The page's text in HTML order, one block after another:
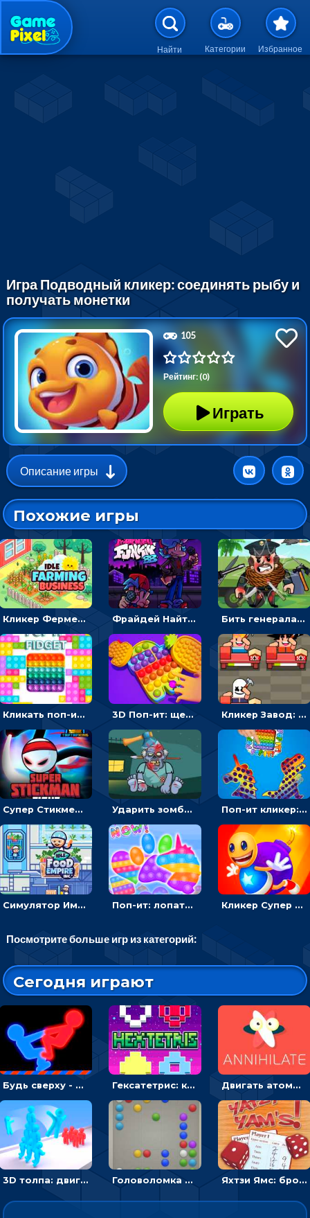
Перейти к основному
Найти Категории Избранное
Игра Подводный кликер: соединять рыбу и
получать монетки
105
Рейтинг: (0)
Играть
Описание игры
Похожие игры
Кликер Фермерский бизнес: расти овощи, чтобы богатеть Фрайдей Найт Фанкин - Большой брат 4: кликать на стрелки, чтобы играть музыку Бить генерала, чтобы копить монетки - веселый кликер
Кликать поп-ит, чтобы лопать пузырики на разных формах - гиперказуальная 3D Поп-ит: щелкать пузыри, чтобы открывать новый антистресс Кликер Завод: нанимать сотрудников и богатеть
Супер Стикмен Бой: бей, чтобы побеждать соперника - кликер Ударить зомби и взорвать - веселый кликер Поп-ит кликер: нажимать или переворачивать
Симулятор Империя еды: выращивать овощи, чтобы развивать бизнес Поп-ит: лопать шарики, чтобы менять формы антистресса Кликер Супер Бадди: бей, чтобы трусить монеты
Посмотрите больше игр из категорий:
Сегодня играют
Будь сверху - борись с другом и выигрывай Гексатетрис: кидать блок, чтобы складывать три в ряд - головоломка Двигать атомы, чтобы соединить – головоломка
3D толпа: двигаться и собирать цветных человечков Головоломка Линии: собери шарики в ряд из 5 Яхтзи Ямс: бросай кости и набери очков больше, чем у соперников